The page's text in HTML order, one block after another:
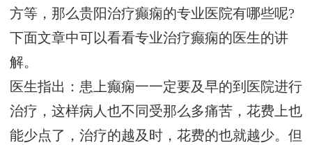
方等，那么贵阳治疗癫痫的专业医院有哪些呢?
下面文章中可以看看专业治疗癫痫的医生的讲
解。
医生指出：患上癫痫一一定要及早的到医院进行
治疗，这样病人也不同受那么多痛苦，花费上也
能少点了，治疗的越及时，花费的也就越少。但